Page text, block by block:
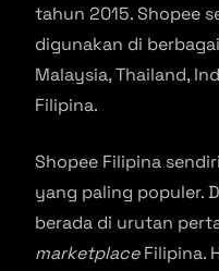
tahun 2015. Shopee
digunakan di
Malaysia, Thailand,
Filipina.
Shopee Filipina
yang paling populer.
berada di urutan
marketplaceFilipina.